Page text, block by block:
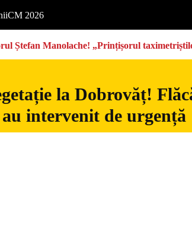
CM 2026
Ștefan Manolache! „Prințișorul
la Dobrovăț!
intervenit de urgență